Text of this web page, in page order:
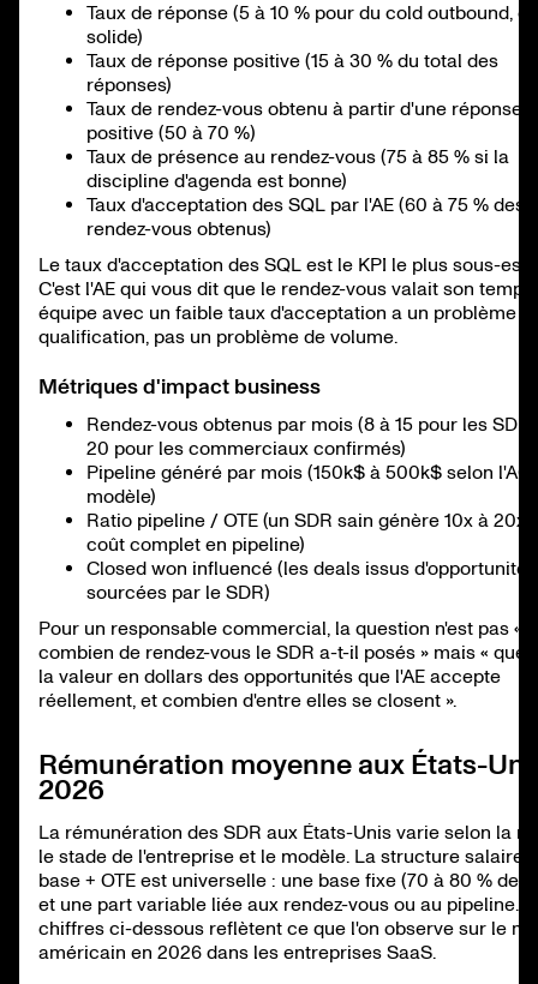
Taux de réponse (5 à 10 % pour du cold outbound,
solide)
Taux de réponse positive (15 à 30 % du total des
réponses)
Taux de rendez-vous obtenu à partir d'une réponse
positive (50 à 70 %)
Taux de présence au rendez-vous (75 à 85 % si la
discipline d'agenda est bonne)
Taux d'acceptation des SQL par l'AE (60 à 75 % des
rendez-vous obtenus)
Le taux d'acceptation des SQL est le KPI le plus sous-
C'est l'AE qui vous dit que le rendez-vous valait son
équipe avec un faible taux d'acceptation a un problème
qualification, pas un problème de volume.
Métriques d'impact business
Rendez-vous obtenus par mois (8 à 15 pour les SDR,
20 pour les commerciaux confirmés)
Pipeline généré par mois (150k$ à 500k$ selon
modèle)
Ratio pipeline / OTE (un SDR sain génère 10x à 20x
coût complet en pipeline)
Closed won influencé (les deals issus d'opportunités
sourcées par le SDR)
Pour un responsable commercial, la question n'est pas «
combien de rendez-vous le SDR a-t-il posés » mais «
la valeur en dollars des opportunités que l'AE accepte
réellement, et combien d'entre elles se closent ».
Rémunération moyenne aux États-
2026
La rémunération des SDR aux États-Unis varie selon la
le stade de l'entreprise et le modèle. La structure salaire
base + OTE est universelle : une base fixe (70 à 80 % de
et une part variable liée aux rendez-vous ou au pipeline.
chiffres ci-dessous reflètent ce que l'on observe sur le
américain en 2026 dans les entreprises SaaS.